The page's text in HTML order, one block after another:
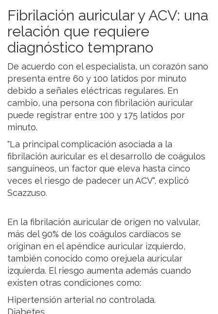
Fibrilación auricular y ACV: una
relación que requiere
diagnóstico temprano
De acuerdo con el especialista, un corazón sano
presenta entre 60 y 100 latidos por minuto
debido a señales eléctricas regulares. En
cambio, una persona con fibrilación auricular
puede registrar entre 100 y 175 latidos por
minuto.
"La principal complicación asociada a la
fibrilación auricular es el desarrollo de coágulos
sanguíneos, un factor que eleva hasta cinco
veces el riesgo de padecer un ACV", explicó
Scazzuso.
En la fibrilación auricular de origen no valvular,
más del 90% de los coágulos cardíacos se
originan en el apéndice auricular izquierdo,
también conocido como orejuela auricular
izquierda. El riesgo aumenta además cuando
existen otras condiciones como:
Hipertensión arterial no controlada.
Diabetes.